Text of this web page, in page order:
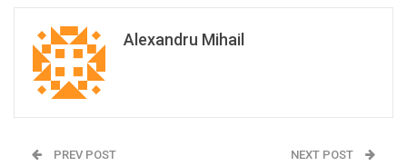
Alexandru Mihail
PREV POST NEXT POST